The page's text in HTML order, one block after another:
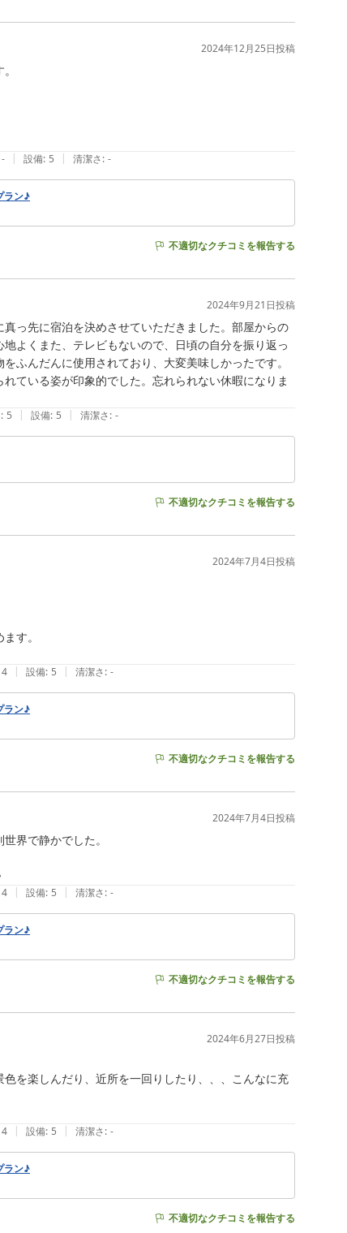
2024年12月25日投稿
- | 設備: 5 | 清潔さ: -
ラン♪
不適切なクチコミを報告する
2024年9月21日投稿
っ先に宿泊を決めさせていただきました。部屋からの
よくまた、テレビもないので、日頃の自分を振り返っ
ふんだんに使用されており、大変美味しかったです。
ている姿が印象的でした。忘れられない休暇になりま
: 5 | 設備: 5 | 清潔さ: -
不適切なクチコミを報告する
2024年7月4日投稿
す。
4 | 設備: 5 | 清潔さ: -
ラン♪
不適切なクチコミを報告する
2024年7月4日投稿
界で静かでした。
4 | 設備: 5 | 清潔さ: -
ラン♪
不適切なクチコミを報告する
2024年6月27日投稿
を楽しんだり、近所を一回りしたり、、、こんなに充
4 | 設備: 5 | 清潔さ: -
ラン♪
不適切なクチコミを報告する